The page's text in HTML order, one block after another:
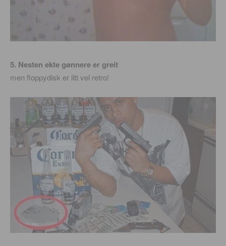
5. Nesten ekte gønnere er greit
men floppydisk er litt vel retro!